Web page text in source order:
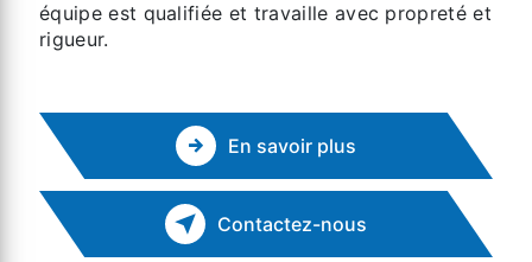
équipe est qualifiée et travaille avec propreté et
rigueur.
En savoir plus
Contactez-nous